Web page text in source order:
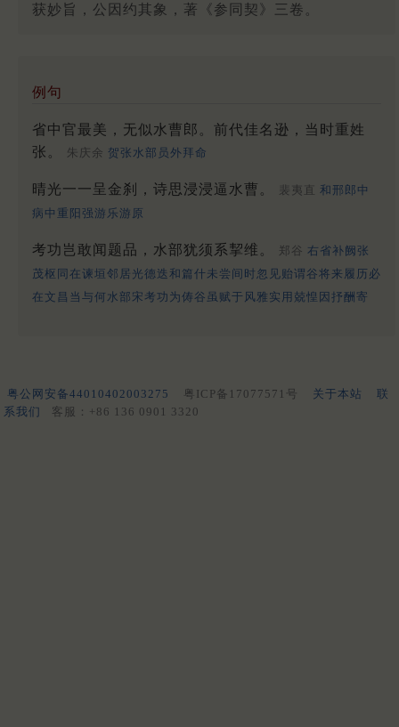
获妙旨，公因约其象，著《参同契》三卷。
例句
省中官最美，无似水曹郎。前代佳名逊，当时重姓
张。
朱庆余 贺张水部员外拜命
晴光一一呈金刹，诗思浸浸逼水曹。 裴夷直 和邢郎中
病中重阳强游乐游原
考功岂敢闻题品，水部犹须系挈维。 郑谷 右省补阙张
茂枢同在谏垣邻居光德迭和篇什未尝间时忽见贻谓谷将来履历必
在文昌当与何水部宋考功为俦谷虽赋于风雅实用兢惶因抒酬寄
粤公网安备44010402003275 粤ICP备17077571号 关于本站
联
系我们
客服：+86 136 0901 3320